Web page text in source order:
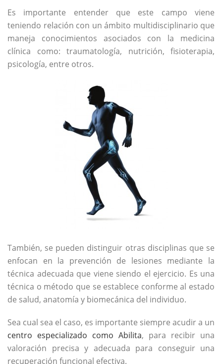
Es importante entender que este campo viene
teniendo relación con un ámbito multidisciplinario que
maneja conocimientos asociados con la medicina
clínica como: traumatología, nutrición, fisioterapia,
psicología, entre otros.
También, se pueden distinguir otras disciplinas que se
enfocan en la prevención de lesiones mediante la
técnica adecuada que viene siendo el ejercicio. Es una
técnica o método que se establece conforme al estado
de salud, anatomía y biomecánica del individuo.
Sea cual sea el caso, es importante siempre acudir a un
centro especializado como Abilita, para recibir una
valoración precisa y adecuada para conseguir una
recuperación funcional efectiva.